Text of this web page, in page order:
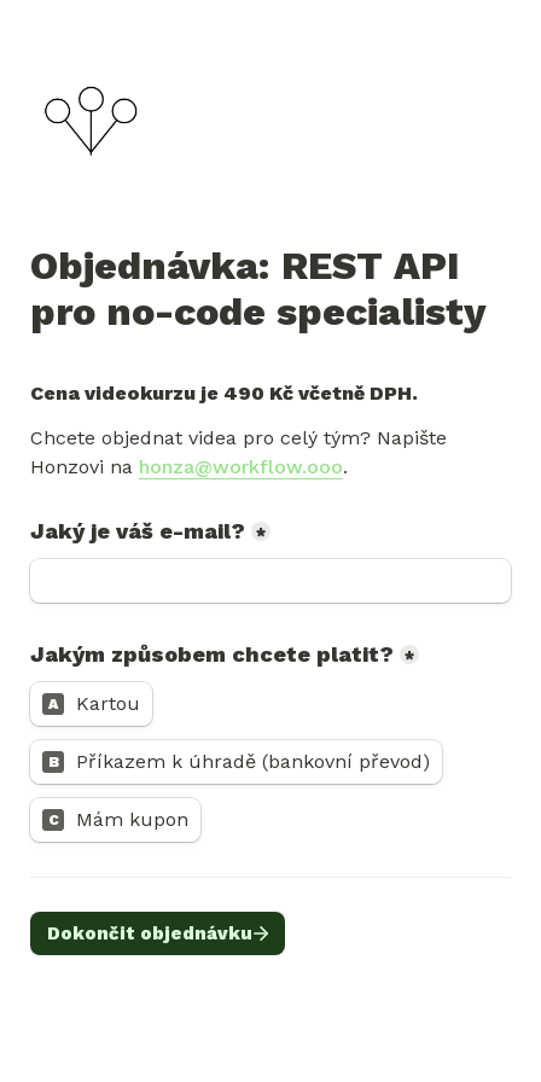
Objednávka: REST API
pro no-code specialisty
Cena videokurzu je 490 Kč včetně DPH.
Chcete objednat videa pro celý tým? Napište
Honzovi na honza@workflow.ooo.
Jaký je váš e-mail? *
Jakým způsobem chcete platit? *
A Kartou
B Příkazem k úhradě (bankovní převod)
C Mám kupon
Dokončit objednávku